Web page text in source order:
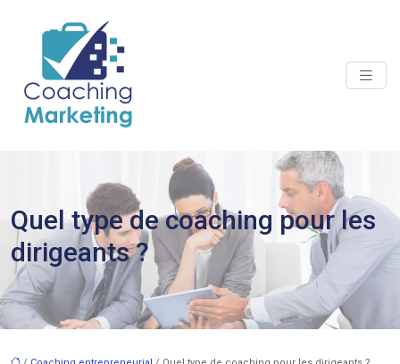
Quel type de coaching pour les
dirigeants ?